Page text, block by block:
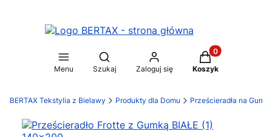
Menu
Otwórz wyszukiwarkę
Szukaj Zaloguj się
Produkty w
Koszyk
BERTAX Tekstylia z Bielawy Produkty dla Domu Prześcieradła na